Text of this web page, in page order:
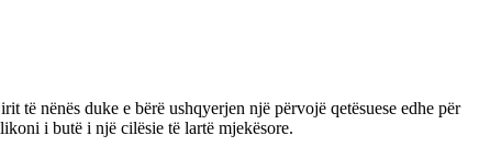
të nënës duke e bërë ushqyerjen një përvojë qetësuese edhe për
i butë i një cilësie të lartë mjekësore.